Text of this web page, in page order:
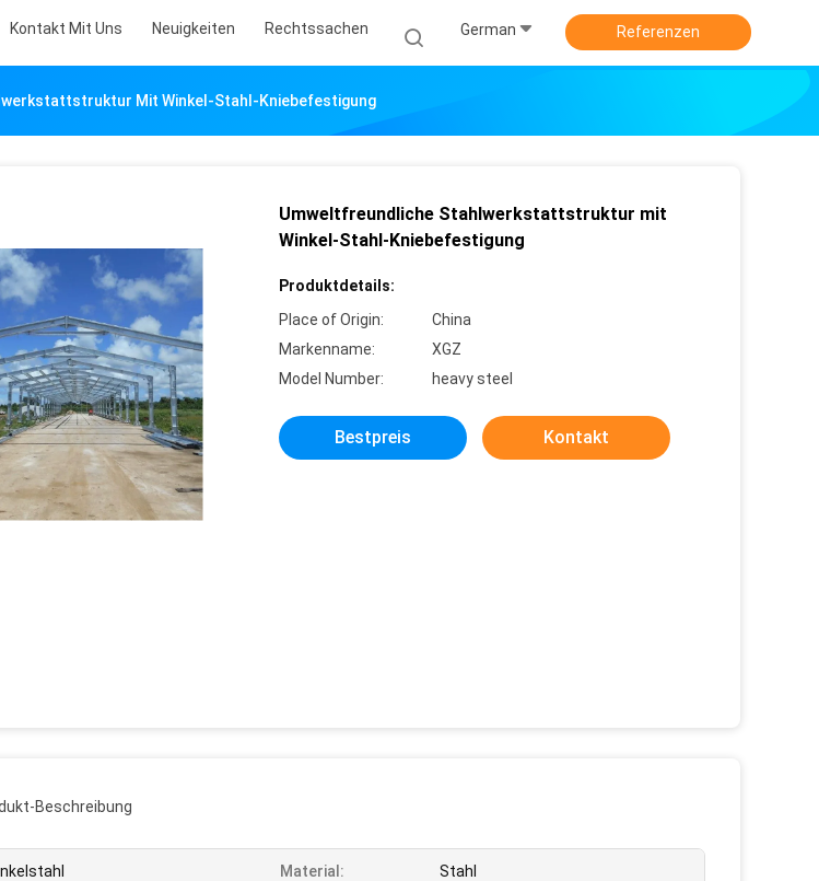
Kontakt Mit Uns Neuigkeiten Rechtssachen German Referenzen
Mit Winkel-Stahl-Kniebefestigung
Umweltfreundliche Stahlwerkstattstruktur mit
Winkel-Stahl-Kniebefestigung
Produktdetails:
Place of Origin:
China
Markenname:
XGZ
Model Number:
heavy steel
Bestpreis Kontakt
Beschreibung
Material: Stahl